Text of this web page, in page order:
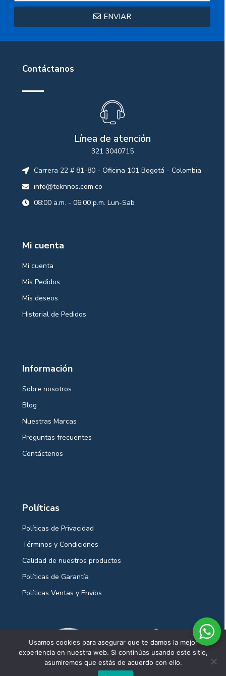
ENVIAR
Contáctanos
Línea de atención
321 3040715
Carrera 22 # 81-80 - Oficina 101 Bogotá - Colombia
info@teknnos.com.co
08:00 a.m. - 06:00 p.m. Lun-Sab
Mi cuenta
Mi cuenta
Mis Pedidos
Mis deseos
Historial de Pedidos
Información
Sobre nosotros
Blog
Nuestras Marcas
Preguntas frecuentes
Contáctenos
Políticas
Políticas de Privacidad
Términos y Condiciones
Calidad de nuestros productos
Políticas de Garantía
Políticas Ventas y Envíos
Usamos cookies para asegurar que te damos la mejor
experiencia en nuestra web. Si continúas usando este sitio,
asumiremos que estás de acuerdo con ello.